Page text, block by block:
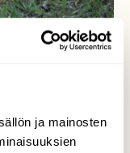
ja mainosten